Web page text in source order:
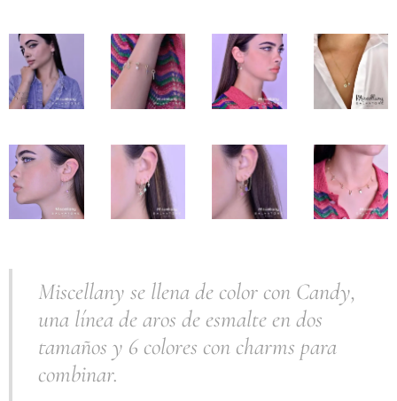
Miscellany se llena de color con Candy,
una línea de aros de esmalte en dos
tamaños y 6 colores con charms para
combinar.